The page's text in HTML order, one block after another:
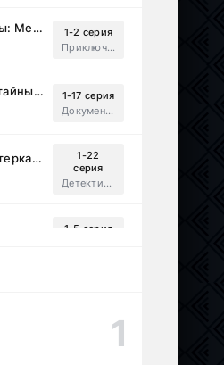
Ходячие мертвецы: Мертвый город (2023)
1-2 серия
Приключения, Ужасы, Триллер
Рассекреченные тайны с Дэвидом Духовны (2025)
1-17 серия
Документальный, Исторический, Sci-Fi
Великолепная Пятерка (2019)
1-22
серия
Детектив, Русский
1-5 серия